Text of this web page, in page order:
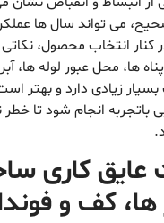
می تواند سال ها
کنار انتخاب محصول،
ها، محل عبور لوله ها،
زیادی دارد و بهتر
باتجربه انجام شود تا
کاری
ها، کف و